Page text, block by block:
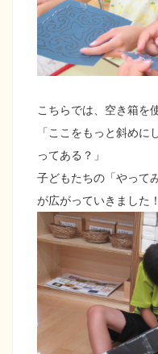
こちらでは、空き箱を
「ここをもっと斜め
ってある？」
子どもたちの「やって
が広がっていきました！